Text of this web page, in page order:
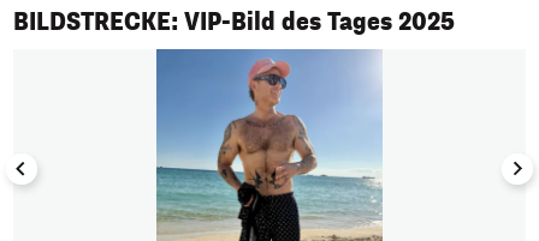
BILDSTRECKE: VIP-Bild des Tages 2025
1/50